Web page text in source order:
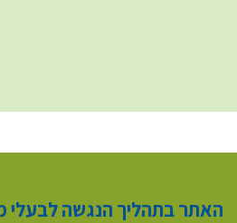
האתר בתהליך הנגשה לבעלי